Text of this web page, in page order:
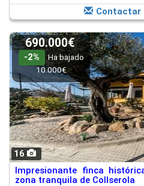
Contactar
16
690.000€
-2%
Ha bajado
10.000€
Impresionante finca
zona tranquila de Collserola